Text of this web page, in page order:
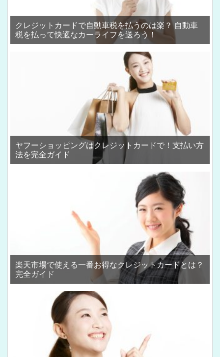
クレジットカードで自動車税を払うのは楽？ 自動車
税を払って快適なカーライフを送ろう！
ヤフーショッピングはクレジットカードで！支払い方
法を完全ガイド
楽天市場で使える一番お得なクレジットカードとは？
完全ガイド